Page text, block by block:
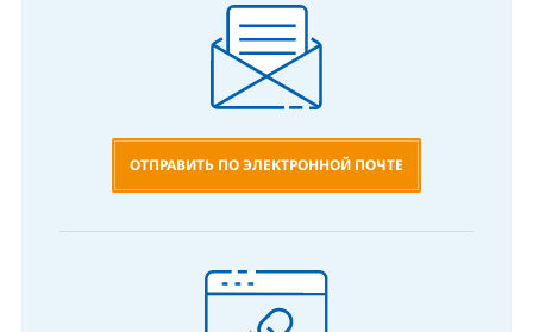
ОТПРАВИТЬ ПО ЭЛЕКТРОННОЙ ПОЧТЕ